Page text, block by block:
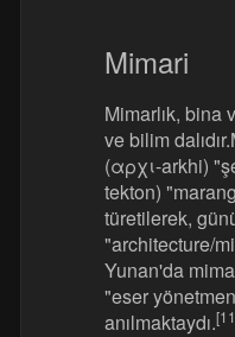
Mimari
Mimarlık, bina
ve bilim
(αρχι-arkhi)
tekton)
türetilerek,
"architecture/
Yunan'da
"eser
anılmaktaydı.